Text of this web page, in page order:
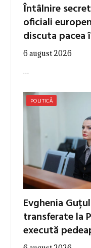
Întâlnire
oficiali
discuta pacea
6 august 2026
…
POLITICĂ
Evghenia
transferate la
execută